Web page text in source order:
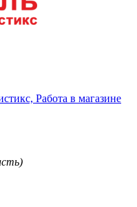
Работа в магазине